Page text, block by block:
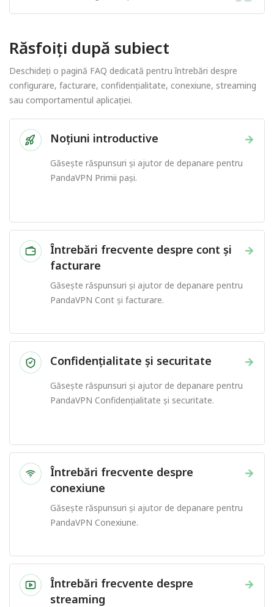
Răsfoiți după subiect
Deschideți o pagină FAQ dedicată pentru întrebări despre
configurare, facturare, confidențialitate, conexiune, streaming
sau comportamentul aplicației.
→
Noțiuni introductive
Găsește răspunsuri și ajutor de depanare pentru
PandaVPN Primii pași.
→
Întrebări frecvente despre cont și
facturare
Găsește răspunsuri și ajutor de depanare pentru
PandaVPN Cont și facturare.
→
Confidențialitate și securitate
Găsește răspunsuri și ajutor de depanare pentru
PandaVPN Confidențialitate și securitate.
→
Întrebări frecvente despre
conexiune
Găsește răspunsuri și ajutor de depanare pentru
PandaVPN Conexiune.
→
Întrebări frecvente despre
streaming